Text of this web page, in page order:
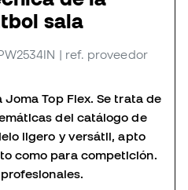
sala
| ref. proveedor
Top Flex. Se trata de
del catálogo de
ligero y versátil, apto
como para competición.